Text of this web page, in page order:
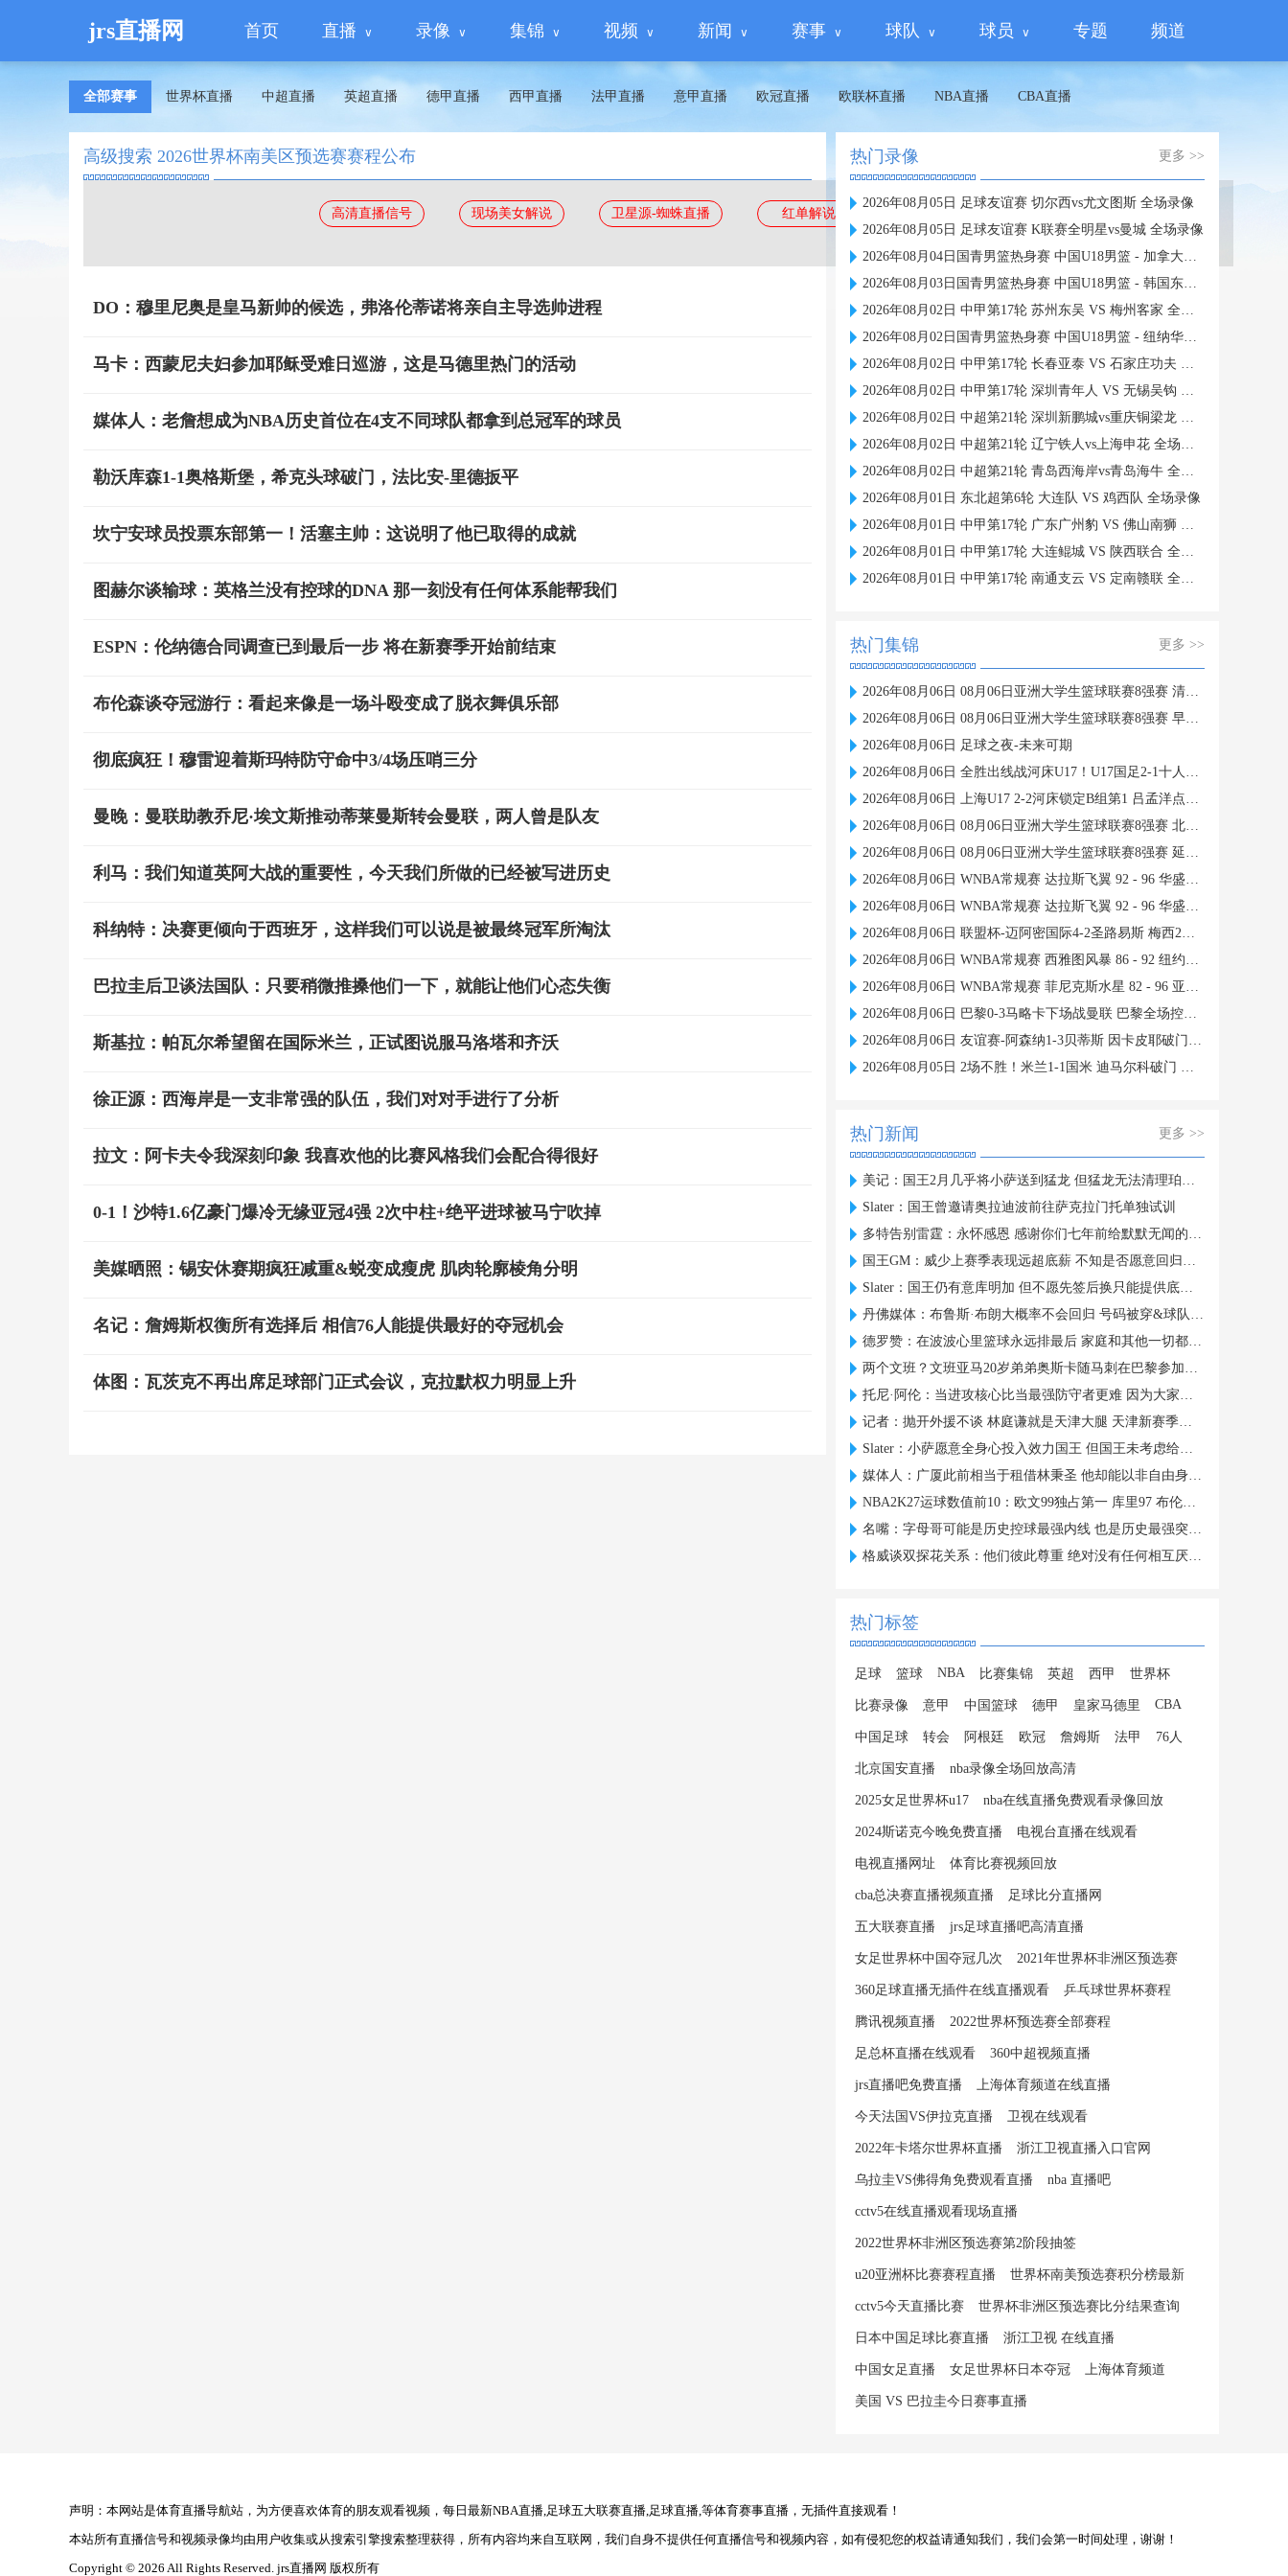
jrs直播网 首页 直播 录像 集锦 视频 新闻 赛事 球队 球员 专题 频道
全部赛事 世界杯直播 中超直播 英超直播 德甲直播 西甲直播 法甲直播 意甲直播 欧冠直播 欧联杯直播 NBA直播 CBA直播
高级搜索 2026世界杯南美区预选赛赛程公布
高清直播信号 现场美女解说 卫星源-蜘蛛直播 红单解说 蜘蛛直播
DO：穆里尼奥是皇马新帅的候选，弗洛伦蒂诺将亲自主导选帅进程
马卡：西蒙尼夫妇参加耶稣受难日巡游，这是马德里热门的活动
媒体人：老詹想成为NBA历史首位在4支不同球队都拿到总冠军的球员
勒沃库森1-1奥格斯堡，希克头球破门，法比安-里德扳平
坎宁安球员投票东部第一！活塞主帅：这说明了他已取得的成就
图赫尔谈输球：英格兰没有控球的DNA 那一刻没有任何体系能帮我们
ESPN：伦纳德合同调查已到最后一步 将在新赛季开始前结束
布伦森谈夺冠游行：看起来像是一场斗殴变成了脱衣舞俱乐部
彻底疯狂！穆雷迎着斯玛特防守命中3/4场压哨三分
曼晚：曼联助教乔尼·埃文斯推动蒂莱曼斯转会曼联，两人曾是队友
利马：我们知道英阿大战的重要性，今天我们所做的已经被写进历史
科纳特：决赛更倾向于西班牙，这样我们可以说是被最终冠军所淘汰
巴拉圭后卫谈法国队：只要稍微推搡他们一下，就能让他们心态失衡
斯基拉：帕瓦尔希望留在国际米兰，正试图说服马洛塔和齐沃
徐正源：西海岸是一支非常强的队伍，我们对对手进行了分析
拉文：阿卡夫令我深刻印象 我喜欢他的比赛风格我们会配合得很好
0-1！沙特1.6亿豪门爆冷无缘亚冠4强 2次中柱+绝平进球被马宁吹掉
美媒晒照：锡安休赛期疯狂减重&蜕变成瘦虎 肌肉轮廓棱角分明
名记：詹姆斯权衡所有选择后 相信76人能提供最好的夺冠机会
体图：瓦茨克不再出席足球部门正式会议，克拉默权力明显上升
热门录像 更多 >>
2026年08月05日 足球友谊赛 切尔西vs尤文图斯 全场录像
2026年08月05日 足球友谊赛 K联赛全明星vs曼城 全场录像
2026年08月04日国青男篮热身赛 中国U18男篮 - 加拿大大卫·安篮球学院 全场录像
2026年08月03日国青男篮热身赛 中国U18男篮 - 韩国东国大学 全场录像
2026年08月02日 中甲第17轮 苏州东吴 VS 梅州客家 全场录像
2026年08月02日国青男篮热身赛 中国U18男篮 - 纽纳华丁闪电队 全场录像
2026年08月02日 中甲第17轮 长春亚泰 VS 石家庄功夫 全场录像
2026年08月02日 中甲第17轮 深圳青年人 VS 无锡吴钩 全场录像
2026年08月02日 中超第21轮 深圳新鹏城vs重庆铜梁龙 全场录像
2026年08月02日 中超第21轮 辽宁铁人vs上海申花 全场录像
2026年08月02日 中超第21轮 青岛西海岸vs青岛海牛 全场录像
2026年08月01日 东北超第6轮 大连队 VS 鸡西队 全场录像
2026年08月01日 中甲第17轮 广东广州豹 VS 佛山南狮 全场录像
2026年08月01日 中甲第17轮 大连鲲城 VS 陕西联合 全场录像
2026年08月01日 中甲第17轮 南通支云 VS 定南赣联 全场录像
热门集锦 更多 >>
2026年08月06日 08月06日亚洲大学生篮球联赛8强赛 清华大学 85 - 81 菲律宾大学 集锦
2026年08月06日 08月06日亚洲大学生篮球联赛8强赛 早稻田大学 78 - 71 高丽大学 集锦
2026年08月06日 足球之夜-未来可期
2026年08月06日 全胜出线战河床U17！U17国足2-1十人药厂U17 赵松源登场1分钟传射
2026年08月06日 上海U17 2-2河床锁定B组第1 吕孟洋点射阿布力米破门 将战A组第2
2026年08月06日 08月06日亚洲大学生篮球联赛8强赛 北京大学 77 - 79 上海交通大学 集锦
2026年08月06日 08月06日亚洲大学生篮球联赛8强赛 延世大学 67 - 72 政治大学 集锦
2026年08月06日 WNBA常规赛 达拉斯飞翼 92 - 96 华盛顿神秘人 全场集锦
2026年08月06日 WNBA常规赛 达拉斯飞翼 92 - 96 华盛顿神秘人 全场集锦
2026年08月06日 联盟杯-迈阿密国际4-2圣路易斯 梅西2射1传 阿伦助攻戴帽
2026年08月06日 WNBA常规赛 西雅图风暴 86 - 92 纽约自由人 全场集锦
2026年08月06日 WNBA常规赛 菲尼克斯水星 82 - 96 亚特兰大梦想 全场集锦
2026年08月06日 巴黎0-3马略卡下场战曼联 巴黎全场控球近6成+8射3正未果
2026年08月06日 友谊赛-阿森纳1-3贝蒂斯 因卡皮耶破门难救主 福纳尔斯1射2传
2026年08月05日 2场不胜！米兰1-1国米 迪马尔科破门 恩昆库造点+点射拉莫斯登场
热门新闻 更多 >>
美记：国王2月几乎将小萨送到猛龙 但猛龙无法清理珀尔特尔而告吹
Slater：国王曾邀请奥拉迪波前往萨克拉门托单独试训
多特告别雷霆：永怀感恩 感谢你们七年前给默默无闻的我一次机会
国王GM：威少上赛季表现远超底薪 不知是否愿意回归扮演更小角色
Slater：国王仍有意库明加 但不愿先签后换只能提供底薪 谈判停滞
丹佛媒体：布鲁斯·布朗大概率不会回归 号码被穿&球队总薪资过高
德罗赞：在波波心里篮球永远排最后 家庭和其他一切都在篮球之前
两个文班？文班亚马20岁弟弟奥斯卡随马刺在巴黎参加训练
托尼·阿伦：当进攻核心比当最强防守者更难 因为大家一直研究你
记者：抛开外援不谈 林庭谦就是天津大腿 天津新赛季有点难
Slater：小萨愿意全身心投入效力国王 但国王未考虑给他提供新约
媒体人：广厦此前相当于租借林秉圣 他却能以非自由身参加CBA选秀
NBA2K27运球数值前10：欧文99独占第一 库里97 布伦森&SGA96
名嘴：字母哥可能是历史控球最强内线 也是历史最强突破型大个子
格威谈双探花关系：他们彼此尊重 绝对没有任何相互厌恶的情绪
热门标签
足球 篮球 NBA 比赛集锦 英超 西甲 世界杯
比赛录像 意甲 中国篮球 德甲 皇家马德里 CBA
中国足球 转会 阿根廷 欧冠 詹姆斯 法甲 76人
北京国安直播 nba录像全场回放高清
2025女足世界杯u17 nba在线直播免费观看录像回放
2024斯诺克今晚免费直播 电视台直播在线观看
电视直播网址 体育比赛视频回放
cba总决赛直播视频直播 足球比分直播网
五大联赛直播 jrs足球直播吧高清直播
女足世界杯中国夺冠几次 2021年世界杯非洲区预选赛
360足球直播无插件在线直播观看 乒乓球世界杯赛程
腾讯视频直播 2022世界杯预选赛全部赛程
足总杯直播在线观看 360中超视频直播
jrs直播吧免费直播 上海体育频道在线直播
今天法国VS伊拉克直播 卫视在线观看
2022年卡塔尔世界杯直播 浙江卫视直播入口官网
乌拉圭VS佛得角免费观看直播 nba 直播吧
cctv5在线直播观看现场直播
2022世界杯非洲区预选赛第2阶段抽签
u20亚洲杯比赛赛程直播 世界杯南美预选赛积分榜最新
cctv5今天直播比赛 世界杯非洲区预选赛比分结果查询
日本中国足球比赛直播 浙江卫视 在线直播
中国女足直播 女足世界杯日本夺冠 上海体育频道
美国 VS 巴拉圭今日赛事直播
声明：本网站是体育直播导航站，为方便喜欢体育的朋友观看视频，每日最新NBA直播,足球五大联赛直播,足球直播,等体育赛事直播，无插件直接观看！
本站所有直播信号和视频录像均由用户收集或从搜索引擎搜索整理获得，所有内容均来自互联网，我们自身不提供任何直播信号和视频内容，如有侵犯您的权益请通知我们，我们会第一时间处理，谢谢！
Copyright © 2026 All Rights Reserved. jrs直播网 版权所有